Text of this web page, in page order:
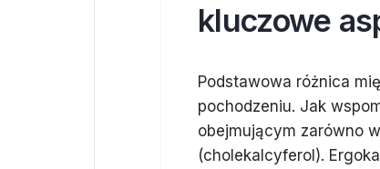
kluczowe
Podstawowa różnica
pochodzeniu. Jak
obejmującym zarówno
(cholekalcyferol).